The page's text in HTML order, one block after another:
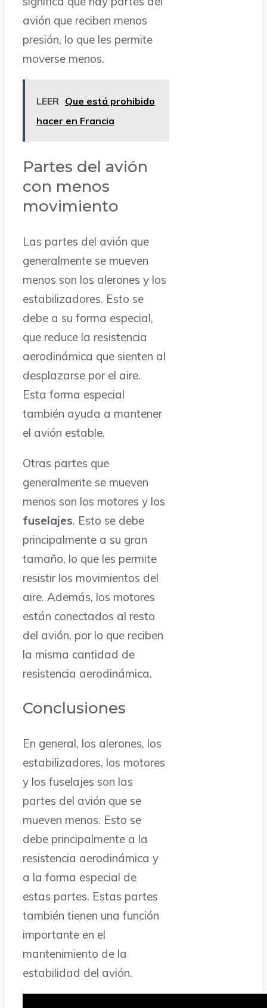
avión que reciben menos
presión, lo que les permite
moverse menos.
LEER Que está prohibido
hacer en Francia
Partes del avión
con menos
movimiento
Las partes del avión que
generalmente se mueven
menos son los alerones y los
estabilizadores. Esto se
debe a su forma especial,
que reduce la resistencia
aerodinámica que sienten al
desplazarse por el aire.
Esta forma especial
también ayuda a mantener
el avión estable.
Otras partes que
generalmente se mueven
menos son los motores y los
fuselajes. Esto se debe
principalmente a su gran
tamaño, lo que les permite
resistir los movimientos del
aire. Además, los motores
están conectados al resto
del avión, por lo que reciben
la misma cantidad de
resistencia aerodinámica.
Conclusiones
En general, los alerones, los
estabilizadores, los motores
y los fuselajes son las
partes del avión que se
mueven menos. Esto se
debe principalmente a la
resistencia aerodinámica y
a la forma especial de
estas partes. Estas partes
también tienen una función
importante en el
mantenimiento de la
estabilidad del avión.